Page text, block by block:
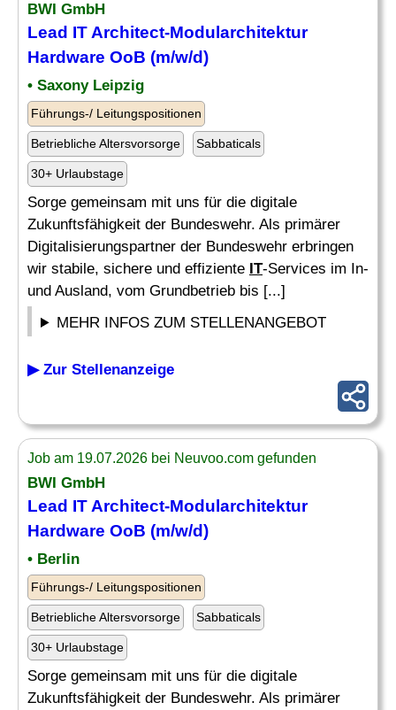
BWI GmbH
Lead IT Architect-Modularchitektur
Hardware OoB (m/w/d)
• Saxony Leipzig
Führungs-/ Leitungspositionen
Betriebliche Altersvorsorge Sabbaticals
30+ Urlaubstage
Sorge gemeinsam mit uns für die digitale
Zukunftsfähigkeit der Bundeswehr. Als primärer
Digitalisierungspartner der Bundeswehr erbringen
wir stabile, sichere und effiziente IT-Services im In-
und Ausland, vom Grundbetrieb bis [...]
MEHR INFOS ZUM STELLENANGEBOT
▶ Zur Stellenanzeige
Job am 19.07.2026 bei Neuvoo.com gefunden
BWI GmbH
Lead IT Architect-Modularchitektur
Hardware OoB (m/w/d)
• Berlin
Führungs-/ Leitungspositionen
Betriebliche Altersvorsorge Sabbaticals
30+ Urlaubstage
Sorge gemeinsam mit uns für die digitale
Zukunftsfähigkeit der Bundeswehr. Als primärer